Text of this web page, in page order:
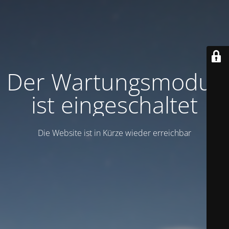
Der Wartungsmodus
ist eingeschaltet
Die Website ist in Kürze wieder erreichbar